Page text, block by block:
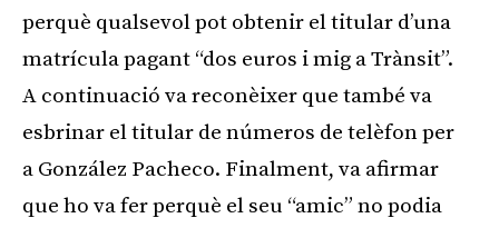
perquè qualsevol pot obtenir el titular d’una
matrícula pagant “dos euros i mig a Trànsit”.
A continuació va reconèixer que també va
esbrinar el titular de números de telèfon per
a González Pacheco. Finalment, va afirmar
que ho va fer perquè el seu “amic” no podia